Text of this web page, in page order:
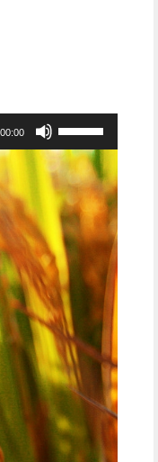
00:00
用
向
上/
向
下
鍵
以
提
高
或
降
低
音
量。